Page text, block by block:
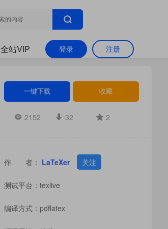
登录 注册
全站VIP
一键下载 收藏
2152 32 2
作 者： LaTeXer 关注
测试平台：texlive
编译方式：pdflatex